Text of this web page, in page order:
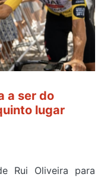
a ser do
lugar
Rui Oliveira para